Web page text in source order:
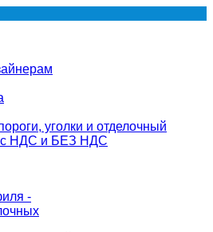
уголки и отделочный
с НДС и БЕЗ НДС